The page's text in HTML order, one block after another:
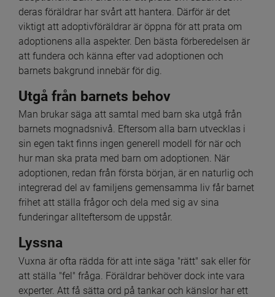
deras föräldrar har svårt att hantera. Därför är det
viktigt att adoptivföräldrar är öppna för att prata om
adoptionens alla aspekter. Den bästa förberedelsen är
att fundera och känna efter vad adoptionen och
barnets bakgrund innebär för dig.
Utgå från barnets behov
Man brukar säga att samtal med barn ska utgå från
barnets mognadsnivå. Eftersom alla barn utvecklas i
sin egen takt finns ingen generell modell för när och
hur man ska prata med barn om adoptionen. När
adoptionen, redan från första början, är en naturlig och
integrerad del av familjens gemensamma liv får barnet
frihet att ställa frågor och dela med sig av sina
funderingar allteftersom de uppstår.
Lyssna
Vuxna är ofta rädda för att inte säga "rätt" sak eller för
att ställa "fel" fråga. Föräldrar behöver dock inte vara
experter. Att få sätta ord på tankar och känslor har ett